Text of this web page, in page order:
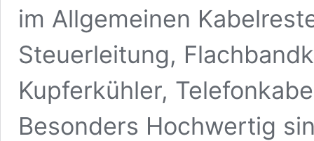
im Allgemeinen
Steuerleitung,
Kupferkühler,
Besonders Hochwertig